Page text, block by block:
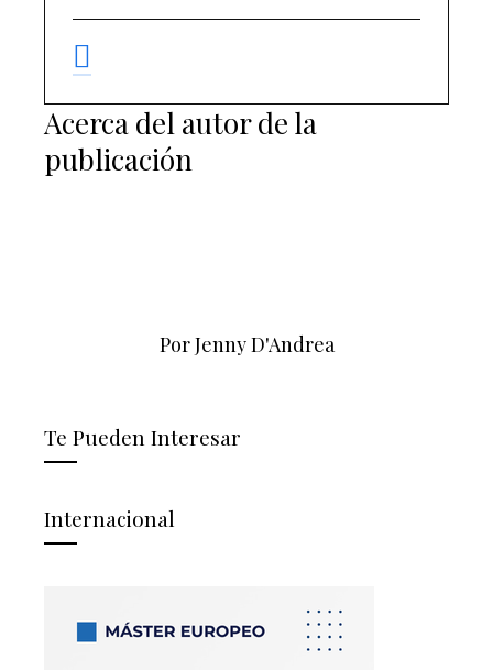
Acerca del autor de la
publicación
Por Jenny D'Andrea
Te Pueden Interesar
Internacional